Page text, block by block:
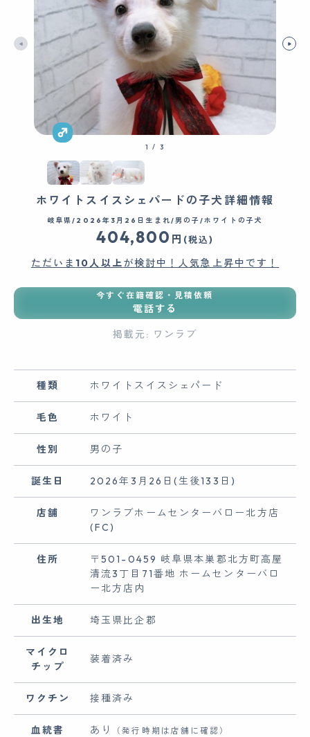
1 / 3
ホワイトスイスシェパードの子犬詳細情報
岐阜県/2026年3月26日生まれ/男の子/ホワイトの子犬
404,800 円 (税込)
ただいま 10人以上が検討中！人気急上昇中です！
今すぐ在籍確認・見積依頼
電話する
掲載元: ワンラブ
種類 ホワイトスイスシェパード
毛色 ホワイト
性別 男の子
誕生日 2026年3月26日(生後133日)
店舗
ワンラブホームセンターバロー北方店
(FC)
住所
〒501-0459 岐阜県本巣郡北方町高屋
清流3丁目71番地 ホームセンターバロ
ー北方店内
出生地 埼玉県比企郡
マイクロ
チップ
装着済み
ワクチン 接種済み
血統書 あり （発行時期は店舗に確認）